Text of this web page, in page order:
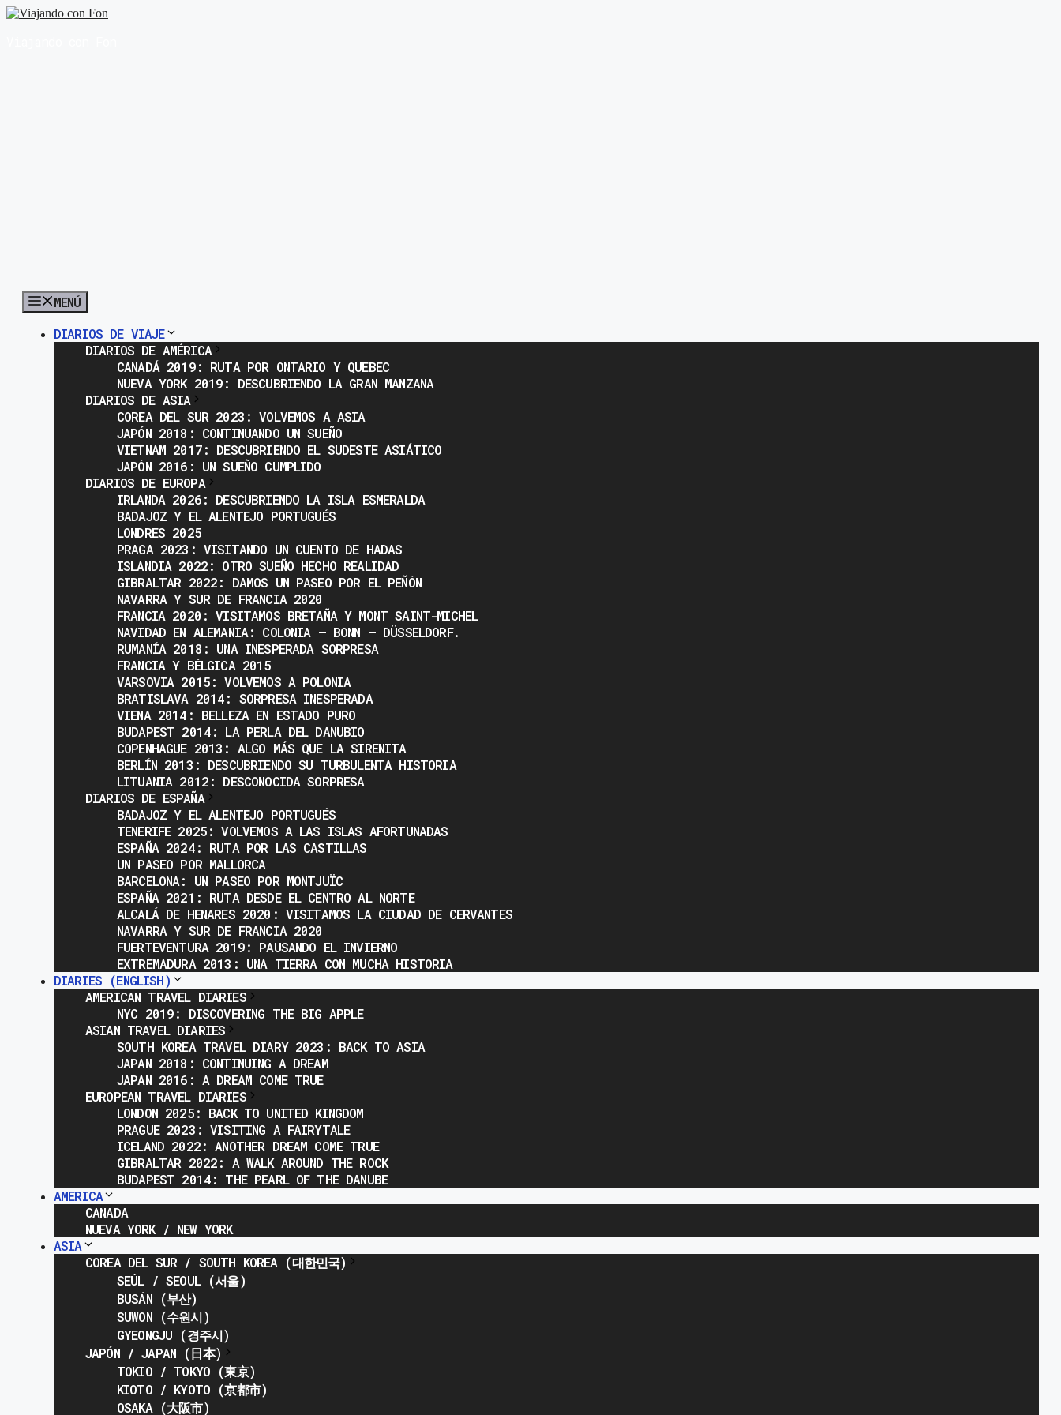
Saltar
MENÚ
DIARIOS DE VIAJE
DIARIOS DE AMÉRICA
CANADÁ 2019: RUTA POR ONTARIO Y QUEBEC
NUEVA YORK 2019: DESCUBRIENDO LA GRAN MANZANA
DIARIOS DE ASIA
COREA DEL SUR 2023: VOLVEMOS A ASIA
JAPÓN 2018: CONTINUANDO UN SUEÑO
VIETNAM 2017: DESCUBRIENDO EL SUDESTE ASIÁTICO
JAPÓN 2016: UN SUEÑO CUMPLIDO
DIARIOS DE EUROPA
IRLANDA 2026: DESCUBRIENDO LA ISLA ESMERALDA
BADAJOZ Y EL ALENTEJO PORTUGUÉS
LONDRES 2025
PRAGA 2023: VISITANDO UN CUENTO DE HADAS
ISLANDIA 2022: OTRO SUEÑO HECHO REALIDAD
GIBRALTAR 2022: DAMOS UN PASEO POR EL PEÑÓN
NAVARRA Y SUR DE FRANCIA 2020
FRANCIA 2020: VISITAMOS BRETAÑA Y MONT SAINT-MICHEL
NAVIDAD EN ALEMANIA: COLONIA – BONN – DÜSSELDORF.
RUMANÍA 2018: UNA INESPERADA SORPRESA
FRANCIA Y BÉLGICA 2015
VARSOVIA 2015: VOLVEMOS A POLONIA
BRATISLAVA 2014: SORPRESA INESPERADA
VIENA 2014: BELLEZA EN ESTADO PURO
BUDAPEST 2014: LA PERLA DEL DANUBIO
COPENHAGUE 2013: ALGO MÁS QUE LA SIRENITA
BERLÍN 2013: DESCUBRIENDO SU TURBULENTA HISTORIA
LITUANIA 2012: DESCONOCIDA SORPRESA
DIARIOS DE ESPAÑA
BADAJOZ Y EL ALENTEJO PORTUGUÉS
TENERIFE 2025: VOLVEMOS A LAS ISLAS AFORTUNADAS
ESPAÑA 2024: RUTA POR LAS CASTILLAS
UN PASEO POR MALLORCA
BARCELONA: UN PASEO POR MONTJUÏC
ESPAÑA 2021: RUTA DESDE EL CENTRO AL NORTE
ALCALÁ DE HENARES 2020: VISITAMOS LA CIUDAD DE CERVANTES
NAVARRA Y SUR DE FRANCIA 2020
FUERTEVENTURA 2019: PAUSANDO EL INVIERNO
EXTREMADURA 2013: UNA TIERRA CON MUCHA HISTORIA
DIARIES (ENGLISH)
AMERICAN TRAVEL DIARIES
NYC 2019: DISCOVERING THE BIG APPLE
ASIAN TRAVEL DIARIES
SOUTH KOREA TRAVEL DIARY 2023: BACK TO ASIA
JAPAN 2018: CONTINUING A DREAM
JAPAN 2016: A DREAM COME TRUE
EUROPEAN TRAVEL DIARIES
LONDON 2025: BACK TO UNITED KINGDOM
PRAGUE 2023: VISITING A FAIRYTALE
ICELAND 2022: ANOTHER DREAM COME TRUE
GIBRALTAR 2022: A WALK AROUND THE ROCK
BUDAPEST 2014: THE PEARL OF THE DANUBE
AMERICA
CANADA
NUEVA YORK / NEW YORK
ASIA
COREA DEL SUR / SOUTH KOREA (대한민국)
SEÚL / SEOUL (서울)
BUSÁN (부산)
SUWON (수원시)
GYEONGJU (경주시)
JAPÓN / JAPAN (日本)
TOKIO / TOKYO (東京)
KIOTO / KYOTO (京都市)
OSAKA (大阪市)